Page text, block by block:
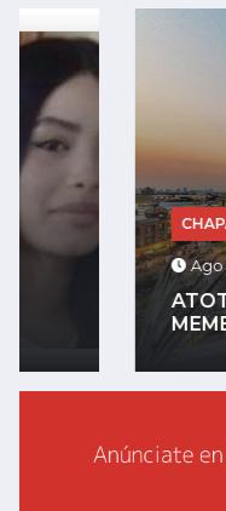
CHAPALA
Ago 05, 2026
MEMBRILLO EN